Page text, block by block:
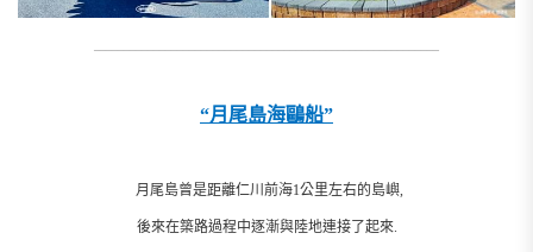
“月尾島海鷗船”
月尾島曾是距離仁川前海1公里左右的島嶼,
後來在築路過程中逐漸與陸地連接了起來.